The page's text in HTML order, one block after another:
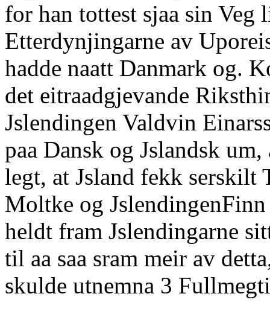
for han tottest sjaa sin Veg
Etterdynjingarne av
hadde naatt Danmark og.
det eitraadgjevande
Jslendingen Valdvin
paa Dansk og Jslandsk
legt, at Jsland fekk serskilt
Moltke og
heldt fram Jslendingarne
til aa saa sram meir av
skulde utnemna 3